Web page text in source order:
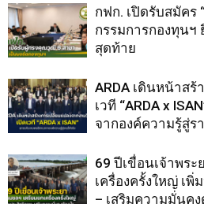
กฟก. เปิดรับสมัค
กรรมการกองทุนฯ
สุดท้าย
ARDA เดินหน้าสร้
เวที “ARDA x
จากองค์ความรู้สู่ร
69 ปีเขื่อนเจ้าพระ
เครื่องครั้งใหญ่ เ
– เสริมความมั่นค